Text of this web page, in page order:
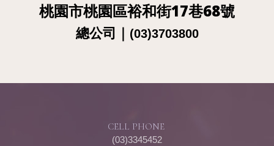
桃園市桃園區裕和街17巷68號
總公司 ｜ (03)3703800
CELL PHONE
(03)3345452